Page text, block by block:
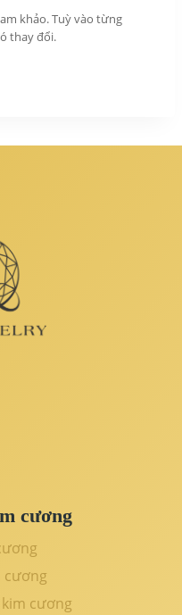
khảo. Tuỳ vào từng
thay đổi.
cương
cương
cương